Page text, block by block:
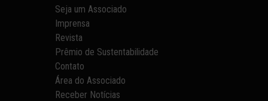
Seja um Associado
Imprensa
Revista
Prêmio de Sustentabilidade
Contato
Área do Associado
Receber Notícias